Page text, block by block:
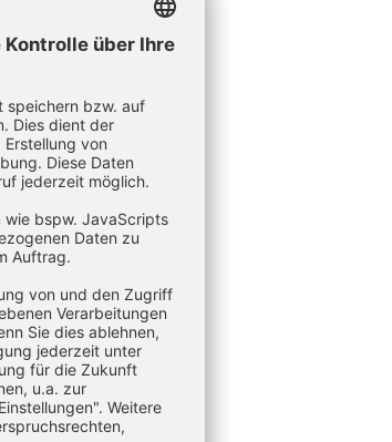
und fallen schließlich
Jahr ebenso
in einem
lang kannst du dich
© Hermann Krekeler